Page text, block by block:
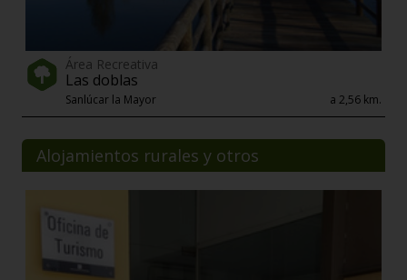
Área Recreativa
Las doblas
Sanlúcar la Mayor a 2,56 km.
Alojamientos rurales y otros